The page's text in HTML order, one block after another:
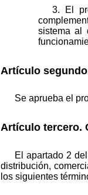
3. El
sistema al
Artículo
Se aprueba el
Artículo tercero.
El apartado 2
distribución,
los siguientes